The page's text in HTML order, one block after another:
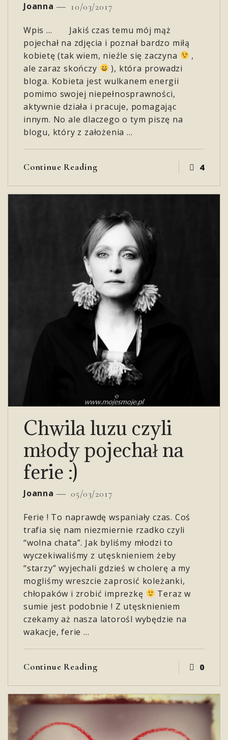
Joanna 10/03/2017
Wpis … Jakiś czas temu mój mąż
pojechał na zdjęcia i poznał bardzo miłą
kobietę (tak wiem, nieźle się zaczyna
,
ale zaraz skończy
), która prowadzi
bloga. Kobieta jest wulkanem energii
pomimo swojej niepełnosprawności,
aktywnie działa i pracuje, pomagając
innym. No ale dlaczego o tym piszę na
blogu, który z założenia …
Continue Reading 4
Chwila luzu czyli
młody pojechał na
ferie :)
Joanna 05/03/2017
Ferie ! To naprawdę wspaniały czas. Coś
trafia się nam niezmiernie rzadko czyli
“wolna chata”. Jak byliśmy młodzi to
wyczekiwaliśmy z utęsknieniem żeby
“starzy” wyjechali gdzieś w cholerę a my
mogliśmy wreszcie zaprosić koleżanki,
chłopaków i zrobić imprezkę
Teraz w
sumie jest podobnie ! Z utęsknieniem
czekamy aż nasza latorośl wybędzie na
wakacje, ferie …
Continue Reading 0